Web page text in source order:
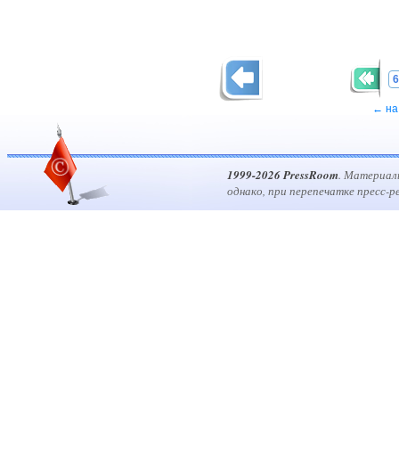
← на
1999-2026 PressRoom.
однако, при перепечатке пресс-